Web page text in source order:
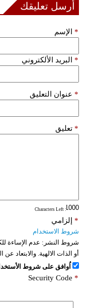
أرسل تعليقك
الإسم *
البريد الألكتروني *
عنوان التعليق *
تعليق *
: Characters Left
إلزامي *
شروط الاستخدام
شروط النشر: عدم الإساءة
أو الذات الالهية. والابتعاد
اُوافق على شروط
Security Code *